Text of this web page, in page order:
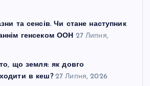
та сенсів. Чи стане наступник
генсеком ООН 27 Липня,
що земля: як довго
в кеш? 27 Липня, 2026